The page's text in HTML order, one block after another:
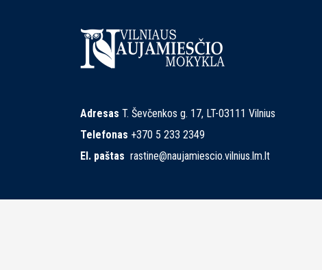
Adresas T. Ševčenkos g. 17, LT-03111 Vilnius
Telefonas +370 5 233 2349
El. paštas rastine@naujamiescio.vilnius.lm.lt